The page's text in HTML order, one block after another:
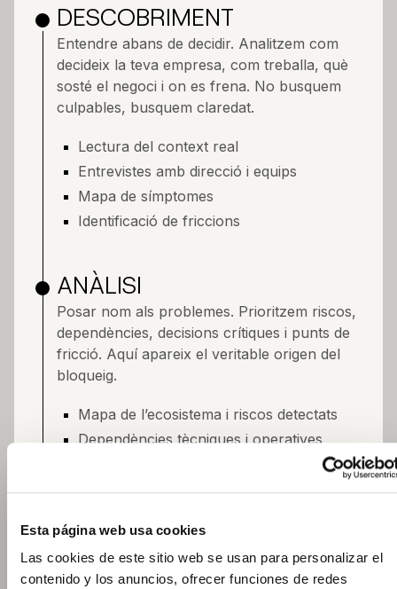
Esta página web usa cookies
Las cookies de este sitio web se usan para personalizar el
contenido y los anuncios, ofrecer funciones de redes
DESCOBRIMENT
Entendre abans de decidir. Analitzem com
decideix la teva empresa, com treballa, què
sosté el negoci i on es frena. No busquem
culpables, busquem claredat.
Lectura del context real
Entrevistes amb direcció i equips
Mapa de símptomes
Identificació de friccions
ANÀLISI
Posar nom als problemes. Prioritzem riscos,
dependències, decisions crítiques i punts de
fricció. Aquí apareix el veritable origen del
bloqueig.
Mapa de l’ecosistema i riscos detectats
Dependències tècniques i operatives
Impacte per negoci
RECOMANACIONS
El full de ruta que pot assumir la vostra